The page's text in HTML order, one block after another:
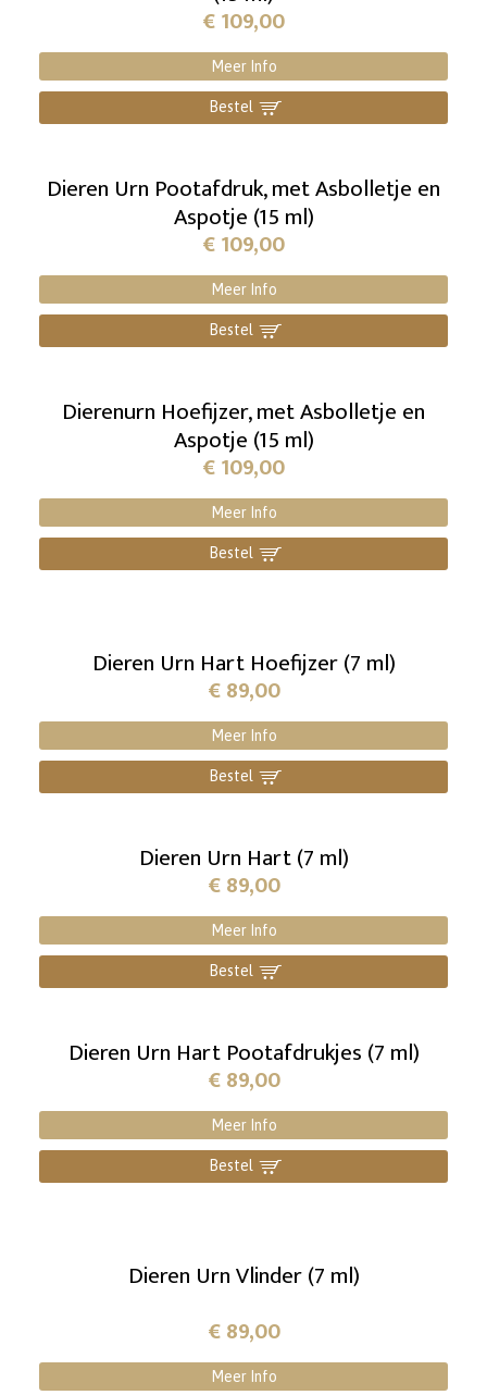
€109,00
Meer Info
Bestel ]
Dieren Urn Pootafdruk, met Asbolletje en
Aspotje (15 ml)
€109,00
Meer Info
Bestel ]
Dierenurn Hoefijzer, met Asbolletje en
Aspotje (15 ml)
€109,00
Meer Info
Bestel ]
Dieren Urn Hart Hoefijzer (7 ml)
€89,00
Meer Info
Bestel ]
Dieren Urn Hart (7 ml)
€89,00
Meer Info
Bestel ]
Dieren Urn Hart Pootafdrukjes (7 ml)
€89,00
Meer Info
Bestel ]
Dieren Urn Vlinder (7 ml)
€89,00
Meer Info